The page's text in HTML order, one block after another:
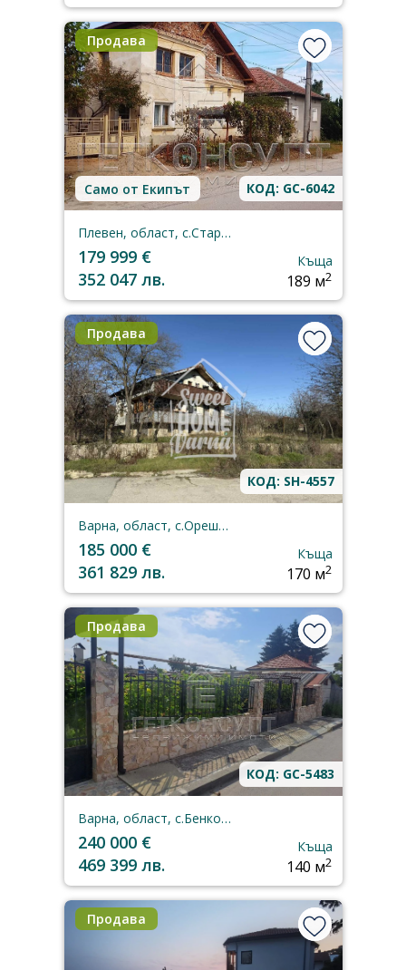
Продава
Само от Екипът КОД: GC-6042
Плевен, област, с.Староселци
179 999 €
352 047 лв.
Къща
189 м2
Продава
КОД: SH-4557
Варна, област, с.Орешак
185 000 €
361 829 лв.
Къща
170 м2
Продава
КОД: GC-5483
Варна, област, с.Бенковски
240 000 €
469 399 лв.
Къща
140 м2
Продава